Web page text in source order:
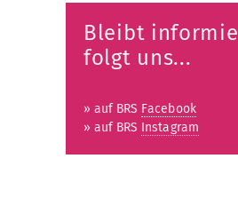
Bleibt
folgt uns...
» auf BRS Facebook
» auf BRS Instagram